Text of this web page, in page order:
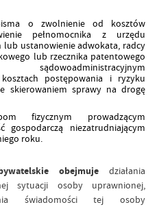
o zwolnienie od kosztów
pełnomocnika z urzędu
ustanowienie adwokata, radcy
lub rzecznika patentowego
postępowania i ryzyku
skierowaniem sprawy na drogę
fizycznym prowadzącym
gospodarczą niezatrudniającym
roku.
obejmuje działania
sytuacji osoby uprawnionej,
świadomości tej osoby